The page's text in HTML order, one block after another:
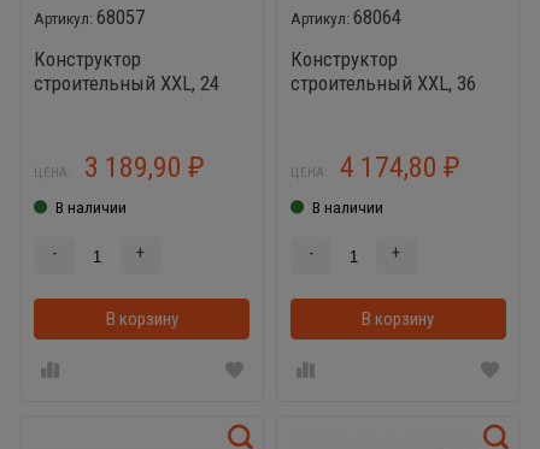
68057
Конструктор
строительный XXL, 24
элемента) Wader 68057
ЦЕНА: 3 189,90 ₽
В наличии
- +
В корзину В корзинке
68064
Конструктор
строительный XXL, 36
элементов) Wader 68064
ЦЕНА: 4 174,80₽
В наличии
- +
В корзину